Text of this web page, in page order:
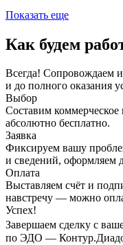
Показать еще
Как будем
Всегда! Сопровождаем
и до полного оказания
Выбор
Составим
абсолютно бесплатно.
Заявка
Фиксируем вашу
и сведений, оформляем
Оплата
Выставляем счёт и
навстречу — можно
Успех!
Завершаем сделку с
по ЭДО —